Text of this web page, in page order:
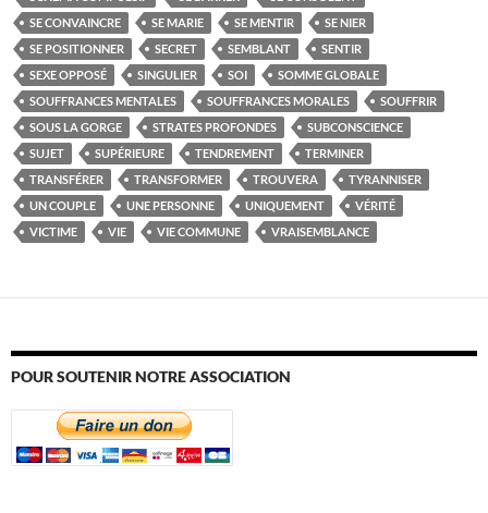
SE CONVAINCRE
SE MARIE SE MENTIR
SE NIER
SE POSITIONNER
SECRET SEMBLANT
SENTIR
SEXE OPPOSÉ
SINGULIER SOI
SOMME GLOBALE
SOUFFRANCES MENTALES
SOUFFRANCES MORALES
SOUFFRIR
SOUS LA GORGE
STRATES PROFONDES
SUBCONSCIENCE
SUJET
SUPÉRIEURE TENDREMENT
TERMINER
TRANSFÉRER
TRANSFORMER TROUVERA
TYRANNISER
UN COUPLE
UNE PERSONNE UNIQUEMENT
VÉRITÉ
VICTIME
VIE VIE COMMUNE VRAISEMBLANCE
POUR SOUTENIR NOTRE ASSOCIATION